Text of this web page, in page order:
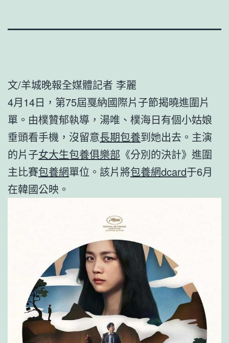
文/羊城晚報全媒體記者 李麗
4月14日，第75屆戛納國際片子節揭曉進圍片
單。由樸贊郁執導，湯唯、樸海日有個小姑娘
垂頭看手機，沒留意長期包養到她出去。主演
的片子女大生包養俱樂部 《分別的決計》進圍
主比賽包養網單位。該片將包養網dcard于6月
在韓國公映。